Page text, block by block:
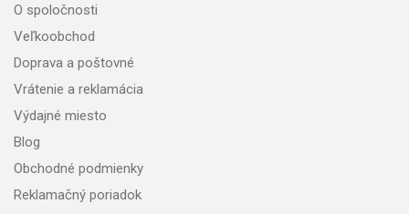
O spoločnosti
Veľkoobchod
Doprava a poštovné
Vrátenie a reklamácia
Výdajné miesto
Blog
Obchodné podmienky
Reklamačný poriadok